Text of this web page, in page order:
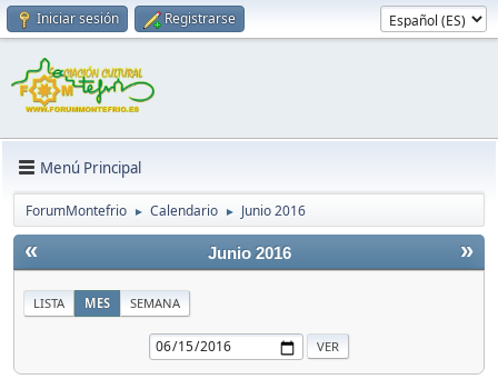
Iniciar sesión Registrarse
Menú Principal
ForumMontefrio ► Calendario ► Junio 2016
« »
Junio 2016
LISTA MES SEMANA